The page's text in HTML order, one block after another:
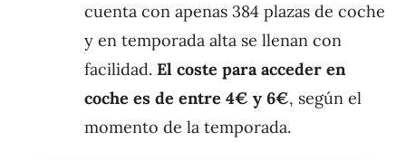
cuenta con apenas 384 plazas de coche
y en temporada alta se llenan con
facilidad. El coste para acceder en
coche es de entre 4€ y 6€, según el
momento de la temporada.